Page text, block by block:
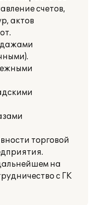
счетов,
актов
торговой
на
с ГК